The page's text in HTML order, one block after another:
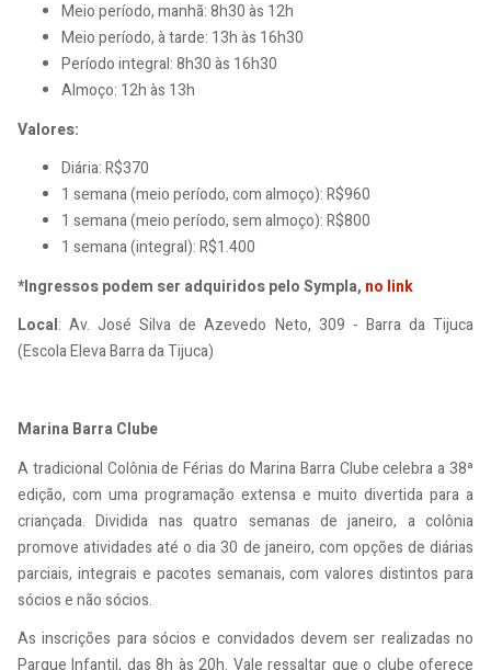
Meio período, manhã: 8h30 às 12h
Meio período, à tarde: 13h às 16h30
Período integral: 8h30 às 16h30
Almoço: 12h às 13h
Valores:
Diária: R$370
1 semana (meio período, com almoço): R$960
1 semana (meio período, sem almoço): R$800
1 semana (integral): R$1.400
*Ingressos podem ser adquiridos pelo Sympla, no link
Local: Av. José Silva de Azevedo Neto, 309 - Barra da Tijuca
(Escola Eleva Barra da Tijuca)
Marina Barra Clube
A tradicional Colônia de Férias do Marina Barra Clube celebra a 38ª
edição, com uma programação extensa e muito divertida para a
criançada. Dividida nas quatro semanas de janeiro, a colônia
promove atividades até o dia 30 de janeiro, com opções de diárias
parciais, integrais e pacotes semanais, com valores distintos para
sócios e não sócios.
As inscrições para sócios e convidados devem ser realizadas no
Parque Infantil, das 8h às 20h. Vale ressaltar que o clube oferece